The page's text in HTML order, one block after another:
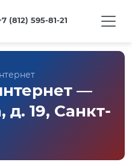
(812) 595-81-21
—
19, Санкт-